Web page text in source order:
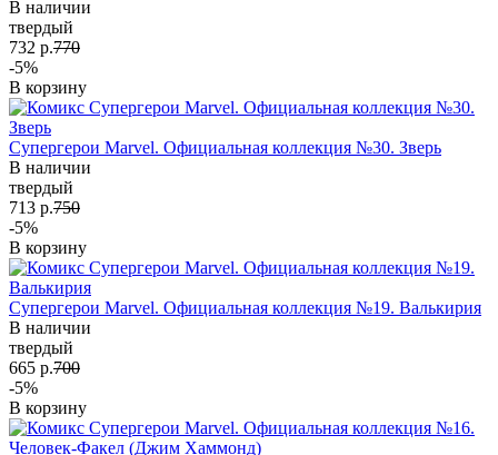
В наличии
твердый
732 р.770
-5%
В корзину
Супергерои Marvel. Официальная коллекция №30. Зверь
В наличии
твердый
713 р.750
-5%
В корзину
Супергерои Marvel. Официальная коллекция №19. Валькирия
В наличии
твердый
665 р.700
-5%
В корзину